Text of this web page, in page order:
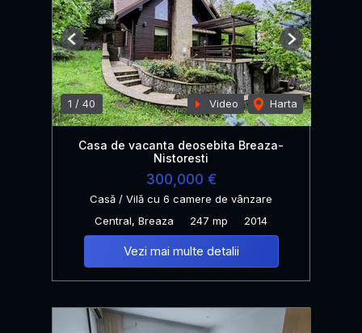
1 / 40 Video Harta
Previous Next
Casa de vacanta deosebita Breaza-
Nistoresti
300,000 €
Casă / Vilă cu 6 camere de vânzare
Central, Breaza
247 mp 2014
Vezi mai multe detalii